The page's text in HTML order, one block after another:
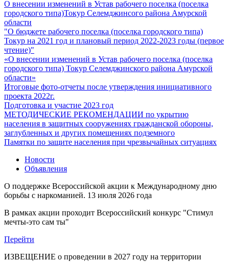
О внесении изменений в Устав рабочего поселка (поселка
городского типа)Токур Селемджинсого района Амурской
области
"О бюджете рабочего поселка (поселка городского типа)
Токур на 2021 год и плановый период 2022-2023 годы (первое
чтение)"
«О внесении изменений в Устав рабочего поселка (поселка
городского типа) Токур Селемджинского района Амурской
области»
Итоговые фото-отчеты после утверждения инициативного
проекта 2022г.
Подготовка и участие 2023 год
МЕТОДИЧЕСКИЕ РЕКОМЕНДАЦИИ по укрытию
населения в защитных сооружениях гражданской обороны,
заглубленных и других помещениях подземного
Памятки по защите населения при чрезвычайных ситуациях
Новости
Объявления
О поддержке Всероссийской акции к Международному дню
борьбы с наркоманией. 13 июля 2026 года
В рамках акции проходит Всероссийский конкурс "Стимул
мечты-это сам ты"
Перейти
ИЗВЕЩЕНИЕ о проведении в 2027 году на территории